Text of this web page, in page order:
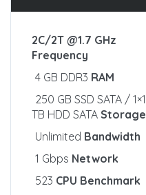
2C/2T @1.7 GHz
Frequency
4 GB DDR3 RAM
250 GB SSD SATA / 1×1
TB HDD SATA Storage
Unlimited Bandwidth
1 Gbps Network
523 CPU Benchmark